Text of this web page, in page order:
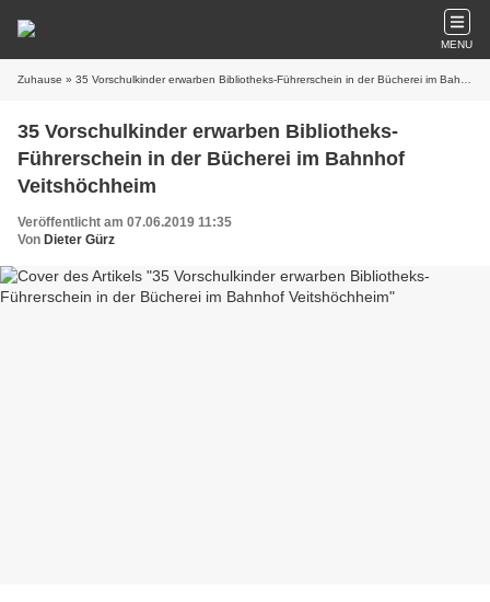
MENU
Zuhause » 35 Vorschulkinder erwarben Bibliotheks-Führerschein in der Bücherei im Bahnhof Veitshöchheim
35 Vorschulkinder erwarben Bibliotheks-
Führerschein in der Bücherei im Bahnhof
Veitshöchheim
Veröffentlicht am 07.06.2019 11:35
Von Dieter Gürz